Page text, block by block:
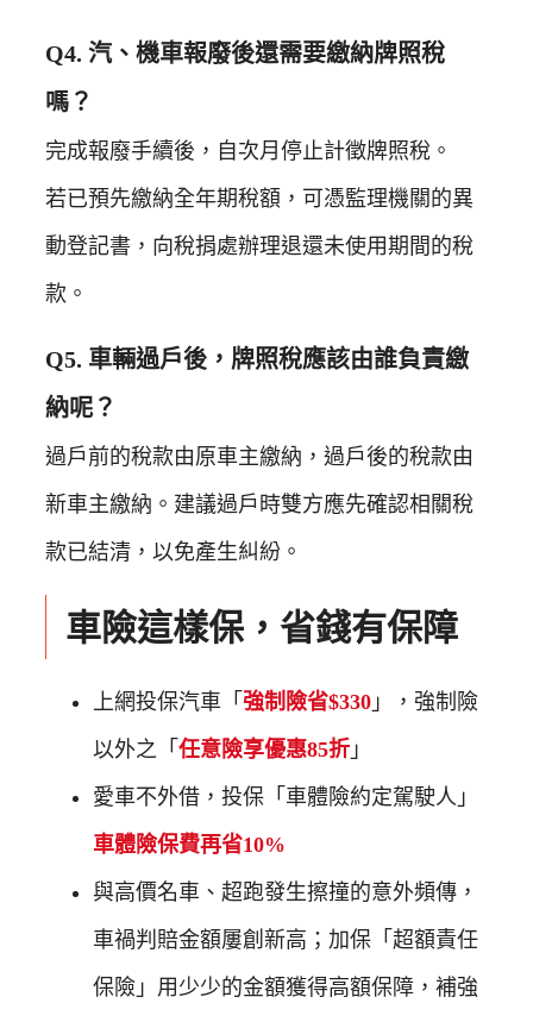
Q4. 汽、機車報廢後還需要繳納牌照稅
嗎？
完成報廢手續後，自次月停止計徵牌照稅。
若已預先繳納全年期稅額，可憑監理機關的異
動登記書，向稅捐處辦理退還未使用期間的稅
款。
Q5. 車輛過戶後，牌照稅應該由誰負責繳
納呢？
過戶前的稅款由原車主繳納，過戶後的稅款由
新車主繳納。建議過戶時雙方應先確認相關稅
款已結清，以免產生糾紛。
車險這樣保，省錢有保障
上網投保汽車「 強制險省$330 」，強制險
以外之「 任意險享優惠85折 」
愛車不外借，投保「車體險約定駕駛人」
車體險保費再省10%
與高價名車、超跑發生擦撞的意外頻傳，
車禍判賠金額屢創新高；加保「超額責任
保險」用少少的金額獲得高額保障，補強